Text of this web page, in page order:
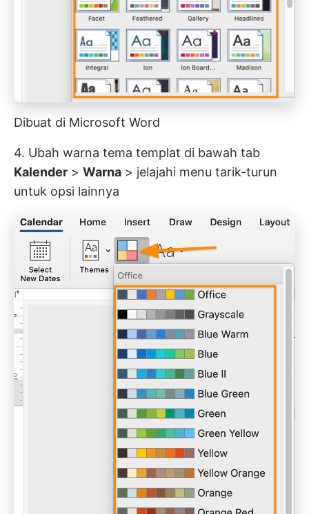
Dibuat di Microsoft Word
4. Ubah warna tema templat di bawah tab
Kalender > Warna > jelajahi menu tarik-turun
untuk opsi lainnya